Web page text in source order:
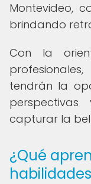
Montevideo,
brindando
Con la
tendrán la
capturar la
¿Qué